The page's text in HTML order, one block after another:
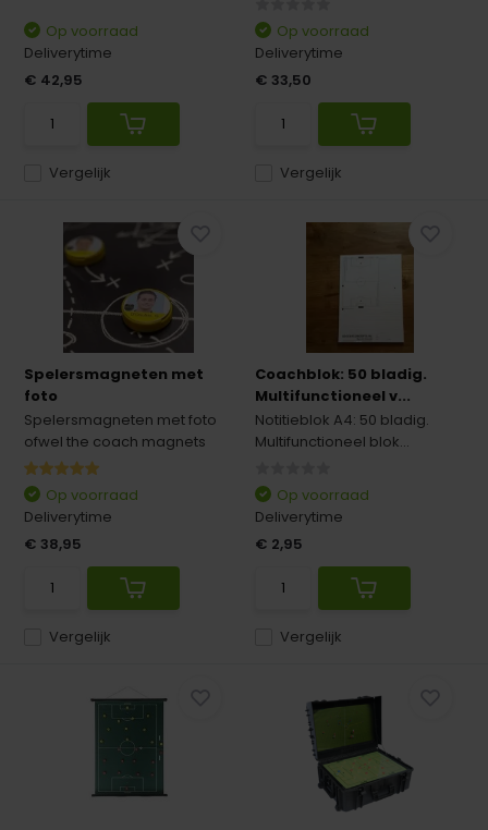
Vergelijk
Op voorraad
Deliverytime
€ 42,95
Vergelijk
Op voorraad
Deliverytime
€ 33,50
Spelersmagneten met
foto
Spelersmagneten met foto
ofwel the coach magnets
Vergelijk
Op voorraad
Deliverytime
€ 38,95
Coachblok: 50 bladig.
Multifunctioneel v...
Notitieblok A4: 50 bladig.
Multifunctioneel blok...
Vergelijk
Op voorraad
Deliverytime
€ 2,95